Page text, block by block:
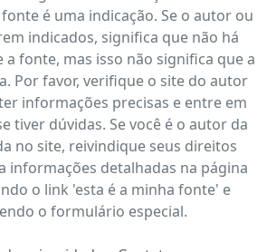
é uma indicação. Se o autor ou
indicados, significa que não há
fonte, mas isso não significa que a
Por favor, verifique o site do autor
informações precisas e entre em
tiver dúvidas. Se você é o autor da
no site, reivindique seus direitos
informações detalhadas na página
o link 'esta é a minha fonte' e
o formulário especial.